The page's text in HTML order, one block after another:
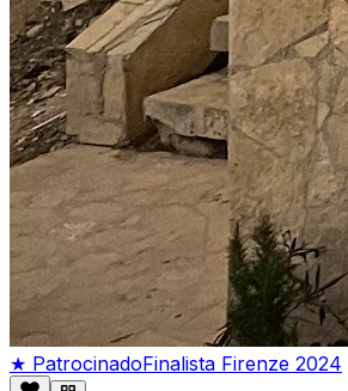
★ PatrocinadoFinalista Firenze 2024